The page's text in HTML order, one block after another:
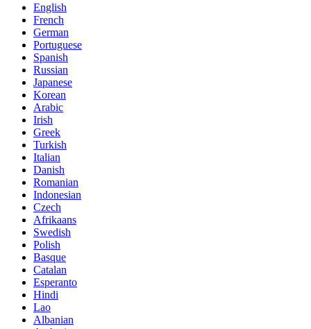
English
French
German
Portuguese
Spanish
Russian
Japanese
Korean
Arabic
Irish
Greek
Turkish
Italian
Danish
Romanian
Indonesian
Czech
Afrikaans
Swedish
Polish
Basque
Catalan
Esperanto
Hindi
Lao
Albanian